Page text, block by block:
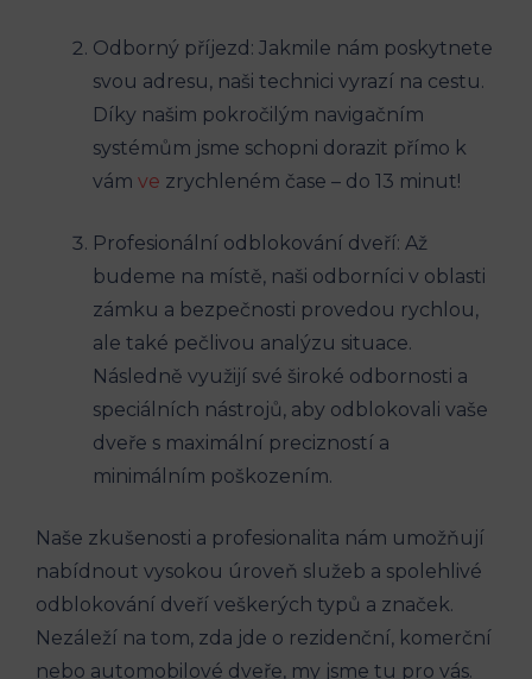
Odborný příjezd: Jakmile nám poskytnete
svou adresu, naši technici vyrazí na cestu.
Díky našim pokročilým navigačním
systémům jsme schopni dorazit přímo k
vám ve zrychleném čase – do 13 minut!
Profesionální odblokování dveří: Až
budeme na místě, naši odborníci v oblasti
zámku a bezpečnosti provedou rychlou,
ale také pečlivou analýzu situace.
Následně využijí své široké odbornosti a
speciálních nástrojů, aby odblokovali vaše
dveře s maximální precizností a
minimálním poškozením.
Naše zkušenosti a profesionalita nám umožňují
nabídnout vysokou úroveň služeb a spolehlivé
odblokování dveří veškerých typů a značek.
Nezáleží na tom, zda jde o rezidenční, komerční
nebo automobilové dveře, my jsme tu pro vás.